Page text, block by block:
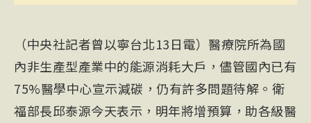
（中央社記者曾以寧台北13日電）醫療院所為國
內非生產型產業中的能源消耗大戶，儘管國內已有
75%醫學中心宣示減碳，仍有許多問題待解。衛
福部長邱泰源今天表示，明年將增預算，助各級醫